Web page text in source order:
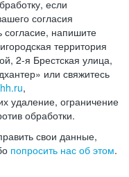
если
согласия
согласие, напишите
территория
2-я Брестская улица,
или свяжитесь
,
удаление, ограничение
обработки.
свои данные,
попросить нас об этом.